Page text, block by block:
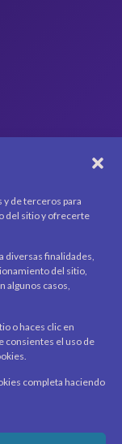
y de terceros para
del sitio y ofrecerte
diversas finalidades,
del sitio,
algunos casos,
o haces clic en
consientes el uso de
completa haciendo
al día con
correo.